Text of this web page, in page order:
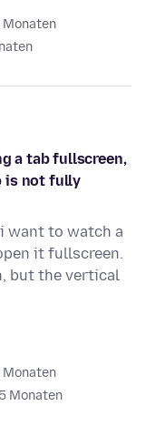
a tab fullscreen,
is not fully
want to watch a
it fullscreen.
but the vertical
Monaten